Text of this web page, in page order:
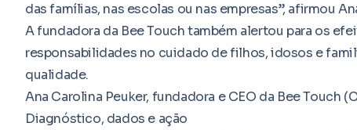
das famílias, nas escolas ou nas empresas”, afirmou
A fundadora da Bee Touch também alertou para os
responsabilidades no cuidado de filhos, idosos e
qualidade.
Ana Carolina Peuker, fundadora e CEO da Bee Touch
Diagnóstico, dados e ação